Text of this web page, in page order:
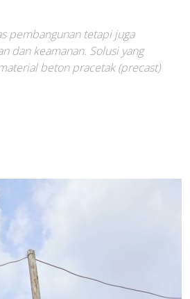
pembangunan tetapi juga
dan keamanan. Solusi yang
beton pracetak (precast)